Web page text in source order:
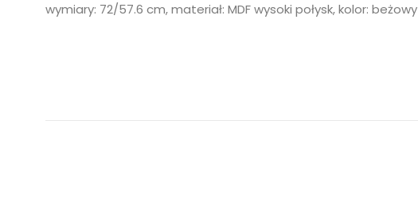
wymiary: 72/57.6 cm, materiał: MDF wysoki połysk, kolor: beżowy